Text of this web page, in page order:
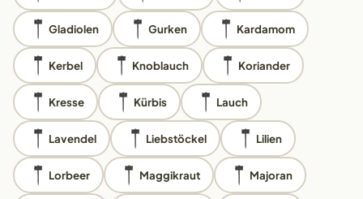
Gladiolen Gurken Kardamom
Kerbel Knoblauch Koriander
Kresse Kürbis Lauch
Lavendel Liebstöckel Lilien
Lorbeer Maggikraut Majoran